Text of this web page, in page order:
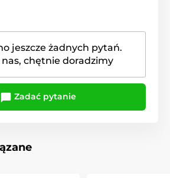
jeszcze żadnych pytań.
chętnie doradzimy
Zadać pytanie